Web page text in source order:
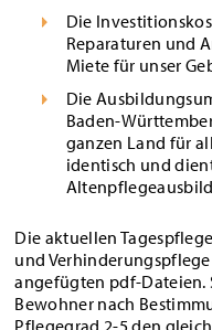
Die
Reparaturen und
Miete für unser
Die
Baden-
ganzen Land für
identisch und
Die aktuellen
und
angefügten pdf-Dateien.
Bewohner nach
Pflegegrad 2-5 den